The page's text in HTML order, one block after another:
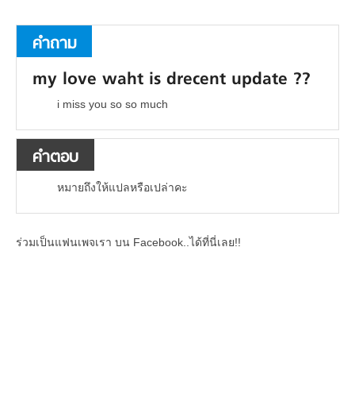
คำถาม
my love waht is drecent update ??
i miss you so so much
คำตอบ
หมายถึงให้แปลหรือเปล่าคะ
ร่วมเป็นแฟนเพจเรา บน Facebook..ได้ที่นี่เลย!!